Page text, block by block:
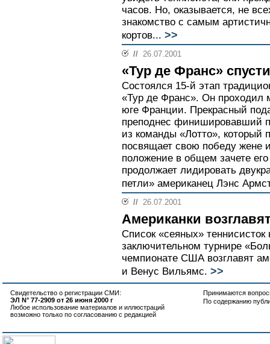
часов. Но, оказывается, не
знакомство с самым
кортов... >>
// 26.07.2001
«Тур де Франс»
Состоялся 15-й этап
«Тур де Франс». Он проходил
юге Франции. Прекрасный
преподнес финишировавший
из команды «Лотто», который
посвящает свою победу жене
положение в общем зачете
продолжает лидировать
петли» американец Лэнс
// 26.07.2001
Американки
Список «сеяных»
заключительном турнире
чемпионате США возглавят
и Венус Вильямс. >>
Свидетельство о регистрации СМИ:
ЭЛ N° 77-2909 от 26 июня 2000 г
Любое использование материалов и иллюстраций
возможно только по согласованию с редакцией
Принимаются
По содержанию